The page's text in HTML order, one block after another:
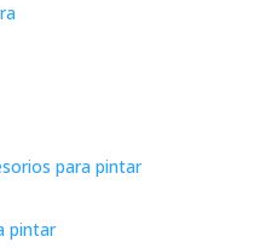
para pintar
pintar